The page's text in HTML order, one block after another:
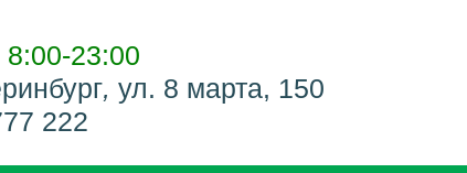
23:00
, ул. 8 марта, 150
222